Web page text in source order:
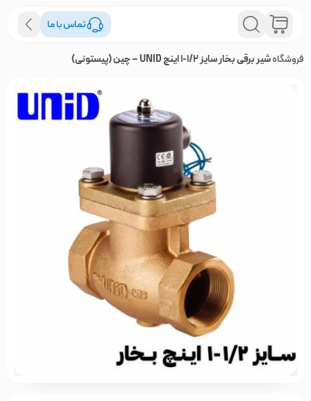
تماس با ما
فروشگاهشیر برقی بخار سایز 1/2-1 اینچ UNID – چین (پیستونی)